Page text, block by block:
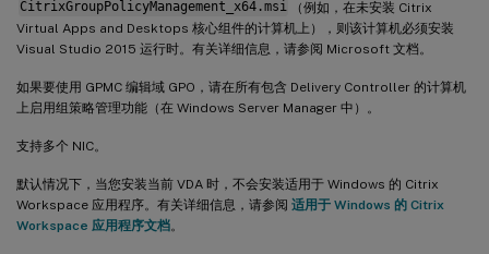
CitrixGroupPolicyManagement_x64.msi
（例如，在未安装 Citrix
Virtual Apps and Desktops 核心组件的计算机上），则该计算机必须安装
Visual Studio 2015 运行时。有关详细信息，请参阅 Microsoft 文档。
如果要使用 GPMC 编辑域 GPO，请在所有包含 Delivery Controller 的计算机
上启用组策略管理功能（在 Windows Server Manager 中）。
支持多个 NIC。
默认情况下，当您安装当前 VDA 时，不会安装适用于 Windows 的 Citrix
Workspace 应用程序。有关详细信息，请参阅 适用于 Windows 的 Citrix
Workspace 应用程序文档。